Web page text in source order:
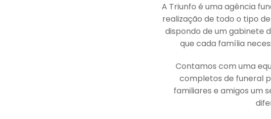
A Triunfo é uma agência
realização de todo o tipo
dispondo de um gabinete
que cada família
Contamos com uma
completos de funeral
familiares e amigos um